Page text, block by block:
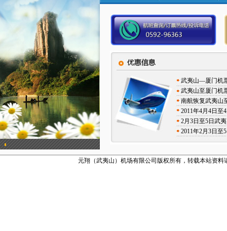
武夷山—厦门机
武夷山至厦门机
南航恢复武夷山
2011年4月4日至
2月3日至5日武
2011年2月3日至
元翔（武夷山）机场有限公司版权所有，转载本站资